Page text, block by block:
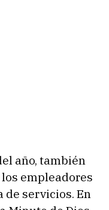
año, también
empleadores
de servicios. En